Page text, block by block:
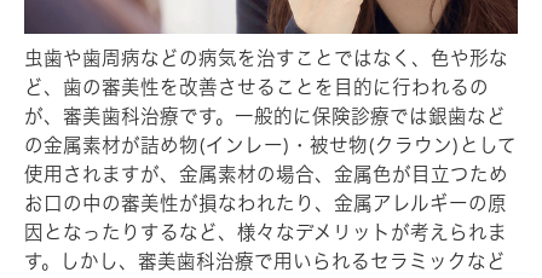
虫歯や歯周病などの病気を治すことではなく、色や形な
ど、歯の審美性を改善させることを目的に行われるの
が、審美歯科治療です。一般的に保険診療では銀歯など
の金属素材が詰め物(インレー)・被せ物(クラウン)として
使用されますが、金属素材の場合、金属色が目立つため
お口の中の審美性が損なわれたり、金属アレルギーの原
因となったりするなど、様々なデメリットが考えられま
す。しかし、審美歯科治療で用いられるセラミックなど